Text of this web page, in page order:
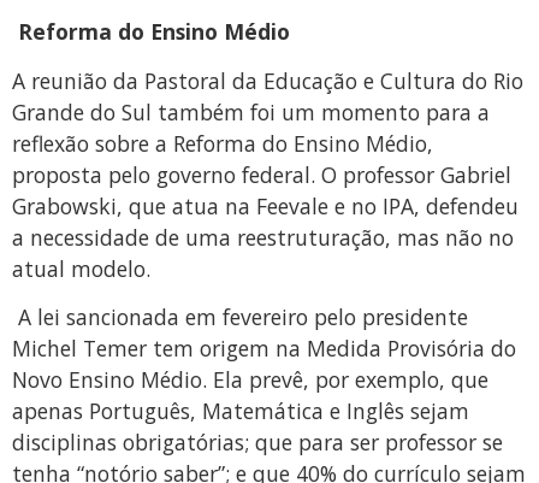
Reforma do Ensino Médio
A reunião da Pastoral da Educação e Cultura do Rio
Grande do Sul também foi um momento para a
reflexão sobre a Reforma do Ensino Médio,
proposta pelo governo federal. O professor Gabriel
Grabowski, que atua na Feevale e no IPA, defendeu
a necessidade de uma reestruturação, mas não no
atual modelo.
A lei sancionada em fevereiro pelo presidente
Michel Temer tem origem na Medida Provisória do
Novo Ensino Médio. Ela prevê, por exemplo, que
apenas Português, Matemática e Inglês sejam
disciplinas obrigatórias; que para ser professor se
tenha “notório saber”; e que 40% do currículo sejam